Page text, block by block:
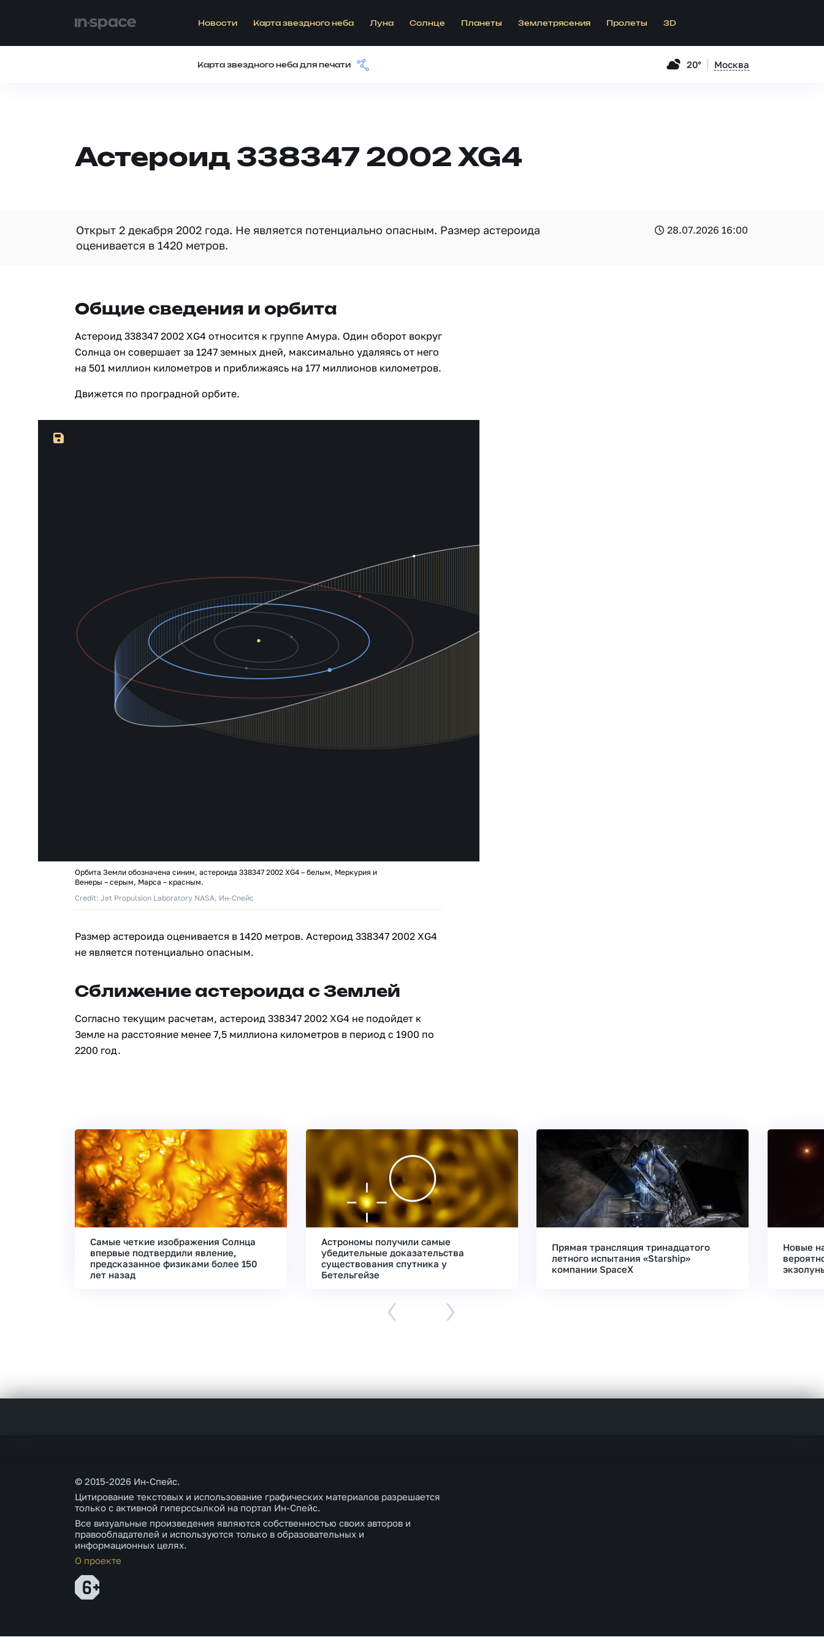
Новости Карта звездного неба Луна Солнце Планеты Землетрясения Пролеты 3D
Карта звездного неба для печати 20° Москва
Астероид 338347 2002 XG4
Открыт 2 декабря 2002 года. Не является потенциально опасным. Размер астероида
оценивается в 1420 метров.
28.07.2026 16:00
Общие сведения и орбита
Астероид 338347 2002 XG4 относится к группе Амура. Один оборот вокруг
Солнца он совершает за 1247 земных дней, максимально удаляясь от него
на 501 миллион километров и приближаясь на 177 миллионов километров.
Движется по проградной орбите.
Орбита Земли обозначена синим, астероида 338347 2002 XG4 – белым, Меркурия и
Венеры – серым, Марса – красным.
Credit: Jet Propulsion Laboratory NASA, Ин-Спейс
Размер астероида оценивается в 1420 метров. Астероид 338347 2002 XG4
не является потенциально опасным.
Сближение астероида с Землей
Согласно текущим расчетам, астероид 338347 2002 XG4 не подойдет к
Земле на расстояние менее 7,5 миллиона километров в период с 1900 по
2200 год.
Самые четкие изображения Солнца
впервые подтвердили явление,
предсказанное физиками более 150
лет назад
Астрономы получили самые
убедительные доказательства
существования спутника у
Бетельгейзе
Прямая трансляция тринадцатого
летного испытания «Starship»
компании SpaceX
Новые
‹ ›
© 2015-2026 Ин-Спейс.
Цитирование текстовых и использование графических материалов разрешается
только с активной гиперссылкой на портал Ин-Спейс.
Все визуальные произведения являются собственностью своих авторов и
правообладателей и используются только в образовательных и
информационных целях.
О проекте